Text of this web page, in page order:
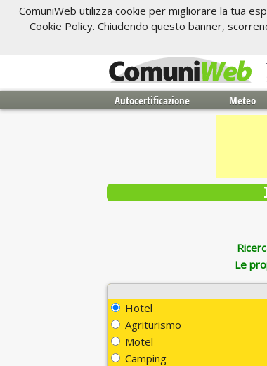
ComuniWeb utilizza cookie per migliorare la tua
Cookie Policy. Chiudendo questo banner,
Autocertificazione Meteo
Le
Hotel
Agriturismo
Motel
Camping